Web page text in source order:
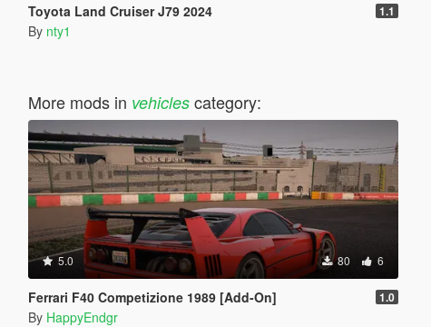
Toyota Land Cruiser J79 2024 1.1
By nty1
More mods in vehiclescategory:
5.0 80 6
Ferrari F40 Competizione 1989 [Add-On] 1.0
By HappyEndgr